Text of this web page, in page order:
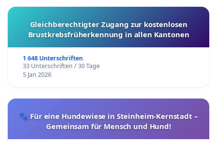
Gleichberechtigter Zugang zur kostenlosen
Brustkrebsfrüherkennung in allen Kantonen
1 648 Unterschriften
33 Unterschriften / 30 Tage
5 Jan 2026
🐾 Für eine Hundewiese in Steinheim-Kernstadt –
Gemeinsam für Mensch und Hund!